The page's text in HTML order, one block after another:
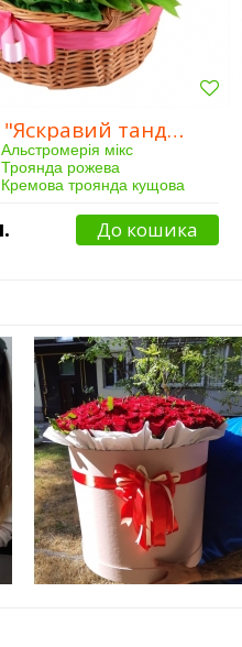
Корзина "Яскравий тандем"
Альстромерія мікс
Троянда рожева
Кремова троянда кущова
28 чоловік(а)
До кошика